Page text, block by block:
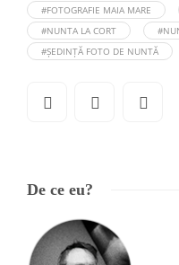
#FOTOGRAFIE MAIA MARE
#NUNTA LA CORT
#ȘEDINȚĂ FOTO DE NUNTĂ
De ce eu?